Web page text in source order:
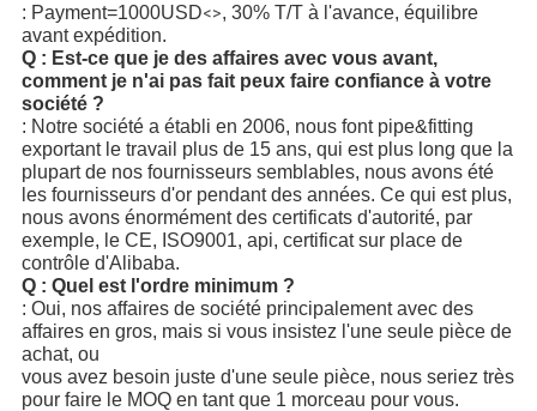
: Payment=1000USD<>, 30% T/T à l'avance, équilibre
avant expédition.
Q : Est-ce que je des affaires avec vous avant,
comment je n'ai pas fait peux faire confiance à votre
société ?
: Notre société a établi en 2006, nous font pipe&fitting
exportant le travail plus de 15 ans, qui est plus long que la
plupartde nos fournisseurs semblables, nous avons été
les fournisseurs d'or pendant des années. Ce qui est plus,
nous avons énormément des certificats d'autorité, par
exemple, le CE, ISO9001, api, certificat sur place de
contrôle d'Alibaba.
Q : Quel est l'ordre minimum ?
: Oui, nos affaires de société principalement avec des
affaires en gros, mais si vous insistez l'une seule pièce de
achat, ou
vous avez besoin juste d'une seule pièce, nous seriez très
pour faire le MOQ en tant que 1 morceau pour vous.